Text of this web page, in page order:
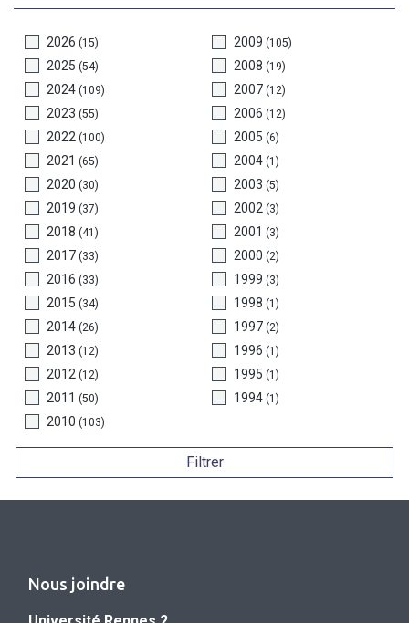
2026 (15)
2025 (54)
2024 (109)
2023 (55)
2022 (100)
2021 (65)
2020 (30)
2019 (37)
2018 (41)
2017 (33)
2016 (33)
2015 (34)
2014 (26)
2013 (12)
2012 (12)
2011 (50)
2010 (103)
2009 (105)
2008 (19)
2007 (12)
2006 (12)
2005 (6)
2004 (1)
2003 (5)
2002 (3)
2001 (3)
2000 (2)
1999 (3)
1998 (1)
1997 (2)
1996 (1)
1995 (1)
1994 (1)
Filtrer
Nous joindre